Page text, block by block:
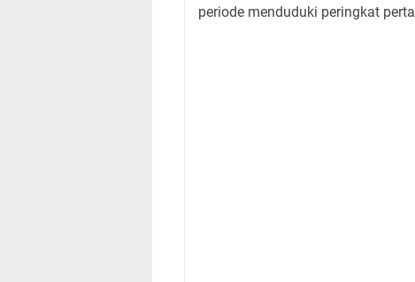
periode menduduki peringkat